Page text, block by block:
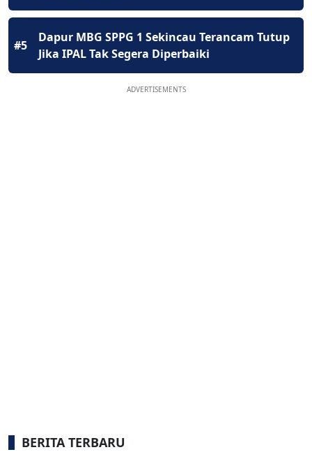
#5
Dapur MBG SPPG 1 Sekincau Terancam Tutup
Jika IPAL Tak Segera Diperbaiki
ADVERTISEMENTS
BERITA TERBARU